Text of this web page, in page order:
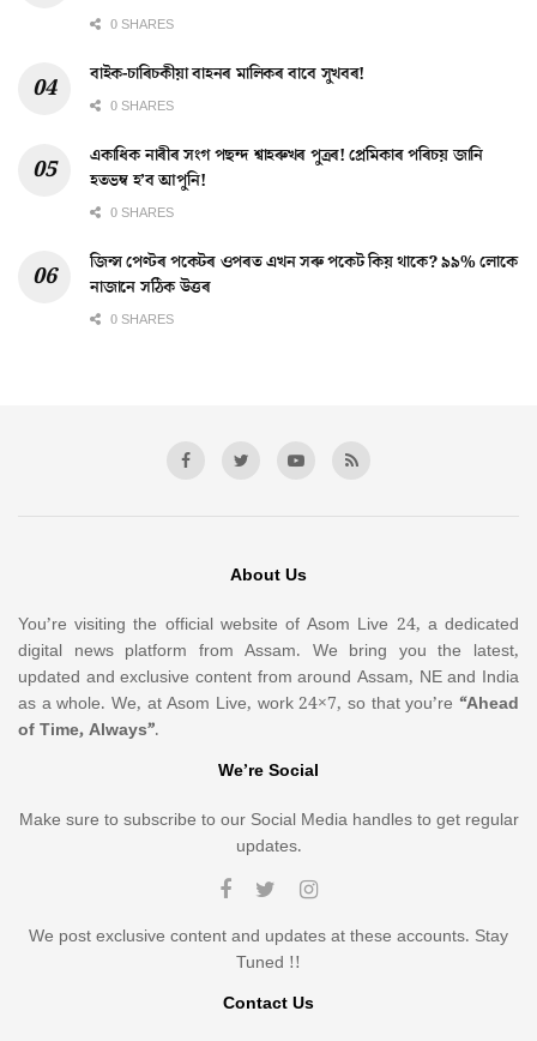
0 SHARES
বাইক-চাৰিচকীয়া বাহনৰ মালিকৰ বাবে সুখবৰ!
0 SHARES
একাধিক নাৰীৰ সংগ পছন্দ শ্বাহৰুখৰ পুত্ৰৰ! প্ৰেমিকাৰ পৰিচয় জানি
হতভম্ব হ’ব আপুনি!
0 SHARES
জিন্স পেণ্টৰ পকেটৰ ওপৰত এখন সৰু পকেট কিয় থাকে? ৯৯% লোকে
নাজানে সঠিক উত্তৰ
0 SHARES
About Us
You’re visiting the official website of Asom Live 24, a dedicated
digital news platform from Assam. We bring you the latest,
updated and exclusive content from around Assam, NE and India
as a whole. We, at Asom Live, work 24×7, so that you’re “Ahead
of Time, Always”.
We’re Social
Make sure to subscribe to our Social Media handles to get regular
updates.
We post exclusive content and updates at these accounts. Stay
Tuned !!
Contact Us